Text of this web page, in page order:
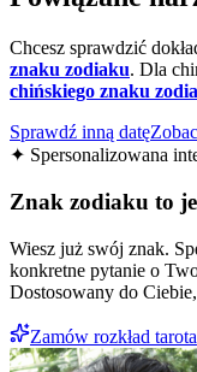
Chcesz sprawdzić
znaku zodiaku. Dla
chińskiego znaku
Sprawdź inną datę
✦ Spersonalizowana
Znak zodiaku to
Wiesz już swój znak.
konkretne pytanie o
Dostosowany do
Zamów rozkład tarota